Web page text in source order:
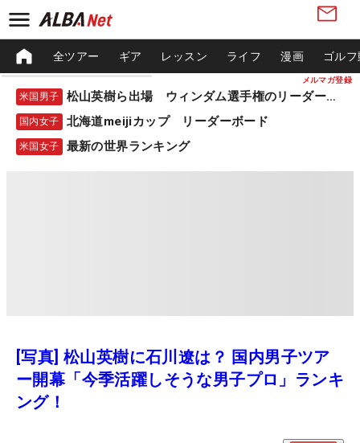
メルマガ登録
全ツアー ギア レッスン ライフ 漫画 ゴル
米国男子 松山英樹ら出場 ウィンダム選手権のリーダーボード
国内女子 北海道meijiカップ リーダーボード
米国女子 最新の世界ランキング
[写真] 松山英樹に石川遼は？ 国内男子ツア
ー開幕「今季活躍しそうな男子プロ」ランキ
ング！